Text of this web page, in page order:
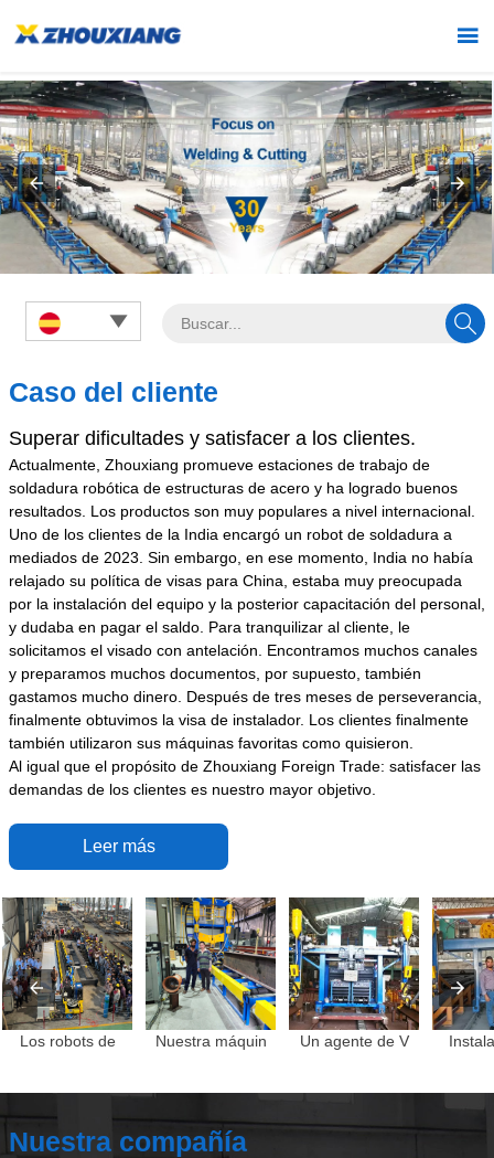

 
Caso del cliente
Superar dificultades y satisfacer a los clientes.
Actualmente, Zhouxiang promueve estaciones de trabajo de
soldadura robótica de estructuras de acero y ha logrado buenos
resultados. Los productos son muy populares a nivel internacional.
Uno de los clientes de la India encargó un robot de soldadura a
mediados de 2023. Sin embargo, en ese momento, India no había
relajado su política de visas para China, estaba muy preocupada
por la instalación del equipo y la posterior capacitación del personal,
y dudaba en pagar el saldo. Para tranquilizar al cliente, le
solicitamos el visado con antelación. Encontramos muchos canales
y preparamos muchos documentos, por supuesto, también
gastamos mucho dinero. Después de tres meses de perseverancia,
finalmente obtuvimos la visa de instalador. Los clientes finalmente
también utilizaron sus máquinas favoritas como quisieron.
Al igual que el propósito de Zhouxiang Foreign Trade: satisfacer las
demandas de los clientes es nuestro mayor objetivo.
Leer más
Los robots de Nuestra máquin Un agente de V
Nuestra compañía